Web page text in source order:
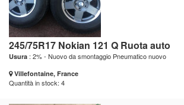
245/75R17 Nokian 121 Q Ruota auto
Usura : 2% - Nuovo da smontaggio Pneumatico nuovo
Villefontaine, France
Quantità in stock: 4